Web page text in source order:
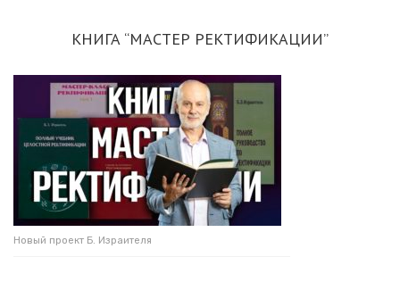
КНИГА “МАСТЕР РЕКТИФИКАЦИИ”
Новый проект Б. Израителя